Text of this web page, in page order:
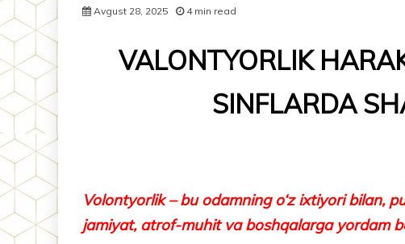
Avgust 28, 2025 4 min read
VALONTYORLIK
SINFLARDA
Volontyorlik – bu odamning o‘z ixtiyori bilan,
jamiyat, atrof-muhit va boshqalarga yordam